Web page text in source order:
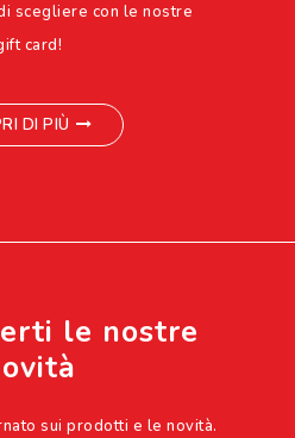
scegliere con le nostre
card!
DI PIÙ
le nostre
sui prodotti e le novità.